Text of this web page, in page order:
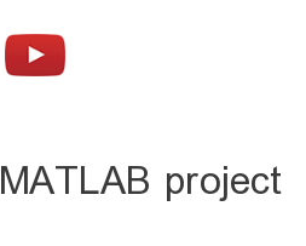
MATLAB project